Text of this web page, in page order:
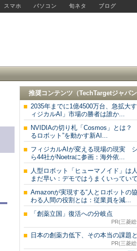
スマホ パソコン 旬ネタ ブログ
推奨コンテンツ（TechTargetジャパン
2035年までに1億4500万台、急拡大
ィジカルAI」市場の勝者は誰か...
NVIDIAの切り札「Cosmos」とは？
るロボット”を動かす新AI...
フィジカルAIが変える現場の現実
ら44社がNoetraに参画：海外依...
人型ロボット「ヒューマノイド」は
まだ早い：デモではうまくいってい
Amazonが実現する“人とロボットの
わる人間の役割とは：従業員を減...
「創薬立国」復活への分岐点
PR(三菱
日本の創薬力低下、その本当の課題
PR(三菱